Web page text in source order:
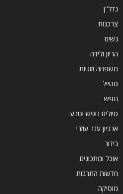
נדל''ן
צרכנות
נשים
הריון ולידה
משפחה וזוגיות
סטייל
נופש
טיולים נופש וטבע
ארכיון ענר עוזרי
בידור
אוכל ומתכונים
חדשות התרבות
מוסיקה